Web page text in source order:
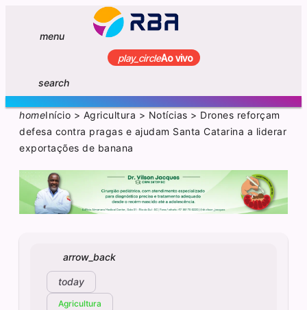
menu
play_circleAo vivo
search
homeInício > Agricultura > Notícias > Drones reforçam
defesa contra pragas e ajudam Santa Catarina a liderar
exportações de banana
arrow_back
today
Agricultura